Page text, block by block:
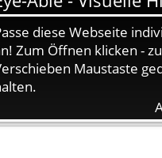
Schirme Dekoration